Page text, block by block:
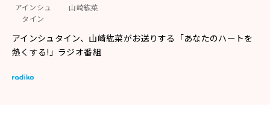
アインシュ
タイン
山崎紘菜
アインシュタイン、山崎紘菜がお送りする「あなたのハートを
熱くする!」ラジオ番組